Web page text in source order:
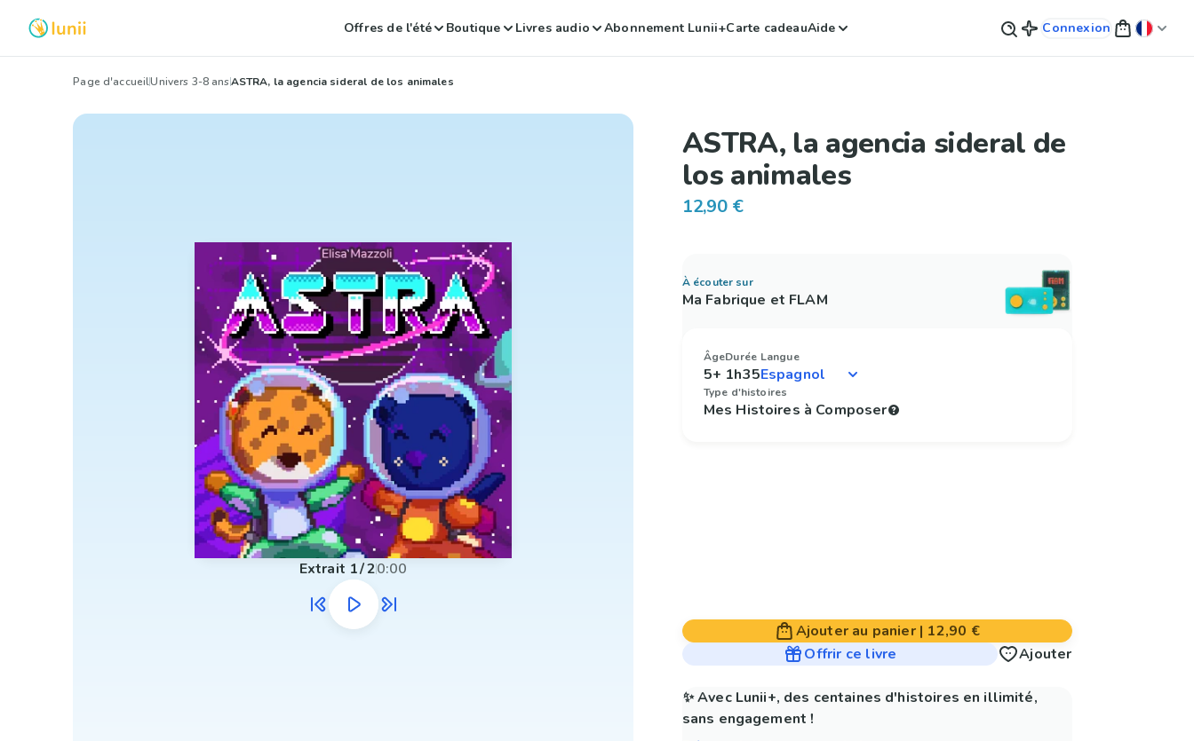
Offres de l'été Boutique Livres audio Abonnement Lunii+Carte cadeauAide Connexion
Page d'accueilUnivers 3-8 ansASTRA, la agencia sideral de los animales
Extrait 1/20:00
ASTRA, la agencia sideral de
los animales
12,90 €
À écouter sur
Ma Fabrique et FLAM
Âge
5+
Durée
1h35
Langue
Type d'histoires
Mes Histoires à Composer
Ajouter au panier| 12,90 €
Offrir ce livre
Ajouter
✨ Avec Lunii+, des centaines d'histoires en illimité,
sans engagement !